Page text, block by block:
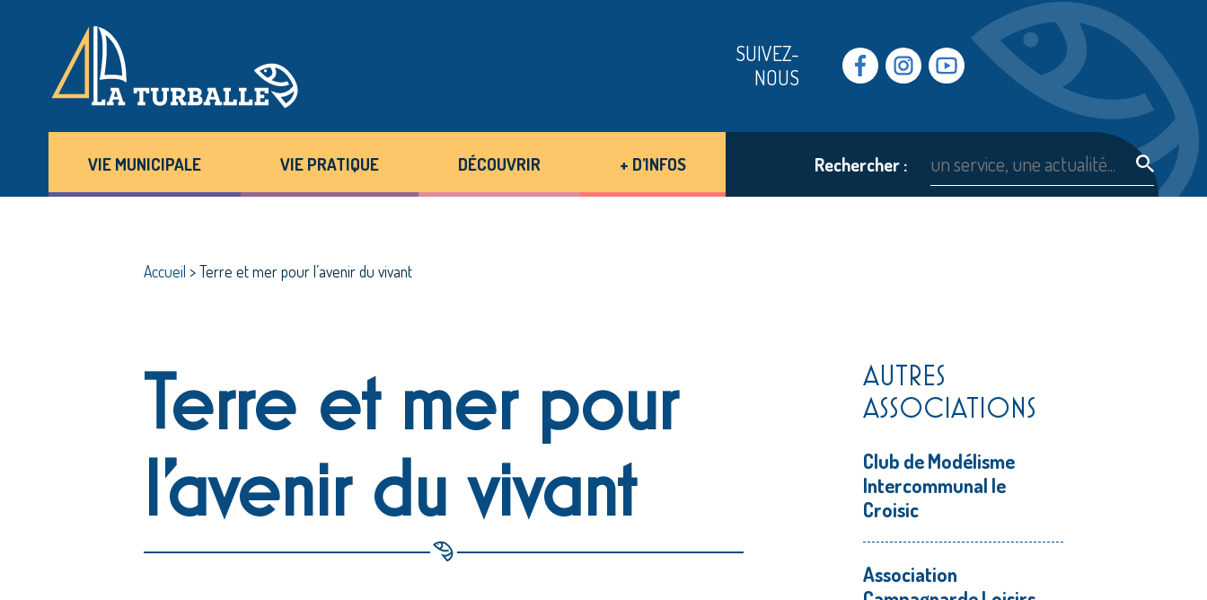
SUIVEZ-
NOUS
Facebook Instragram Youtube
VIE MUNICIPALE VIE PRATIQUE DÉCOUVRIR + D’INFOS Rechercher :
Accueil >Terre et mer pour l’avenir du vivant
Terre et mer pour
l’avenir du vivant
AUTRES
ASSOCIATIONS
Club de Modélisme
Intercommunal le
Croisic
Association